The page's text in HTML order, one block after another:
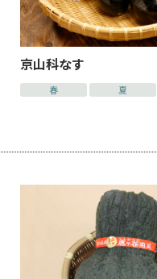
京山科なす
春 夏